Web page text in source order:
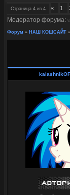
Страница 4 из 4 « 1
Модератор форума:
Форум » НАШ КОШСАЙТ »